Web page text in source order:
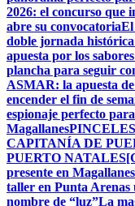
2026: el concurso que
abre su convocatoriaEl
doble jornada
apuesta por los
plancha para seguir
ASMAR: la apuesta
encender el fin de
espionaje perfecto
Magallanes
CAPITANÍA DE
PUERTO NATALES
presente en Magallanes
taller en Punta Arenas
nombre de “luz”La